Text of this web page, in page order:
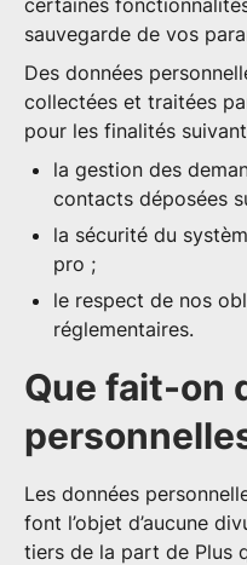
sauvegarde de vos
Des données
collectées et traitées
pour les finalités
la gestion des
contacts déposées
la sécurité du
pro ;
le respect de nos
réglementaires.
Que fait-on
Les données
font l’objet d’aucune
tiers de la part de Plus